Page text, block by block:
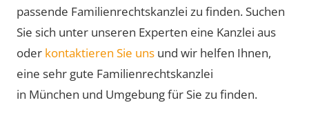
passende Familienrechtskanzlei zu finden. Suchen
Sie sich unter unseren Experten eine Kanzlei aus
oder kontaktieren Sie uns und wir helfen Ihnen,
eine sehr gute Familienrechtskanzlei
in München und Umgebung für Sie zu finden.